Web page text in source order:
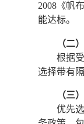
2008《帆
能达标。
（二
根据
选择带有
（三
优先